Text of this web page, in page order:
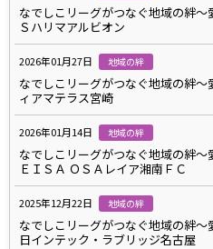
なでしこリーグがつなぐ地域の絆
Ｓハリマアルビオン
2026年01月27日 地域の絆
なでしこリーグがつなぐ地域の絆
ィアマテラス宮崎
2026年01月14日 地域の絆
なでしこリーグがつなぐ地域の絆
ＥＩＳＡ ＯＳＡレイア湘南ＦＣ
2025年12月22日 地域の絆
なでしこリーグがつなぐ地域の絆
日インテック・ラブリッジ名古屋